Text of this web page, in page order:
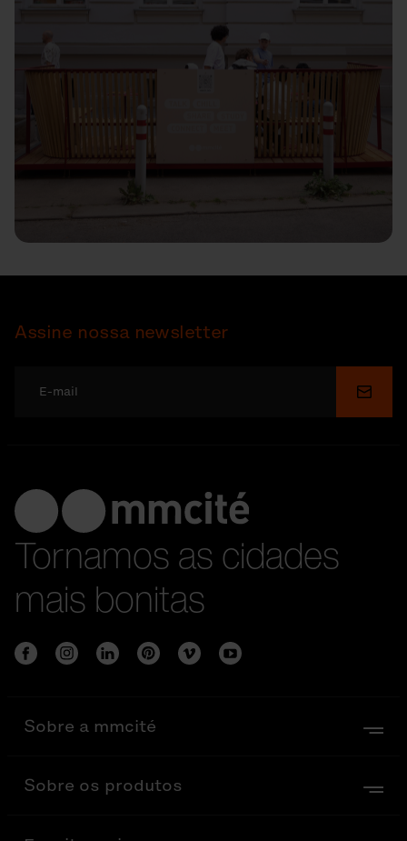
Assine nossa newsletter
Enviar
Tornamos as cidades
mais bonitas
Sobre a mmcité
Sobre os produtos